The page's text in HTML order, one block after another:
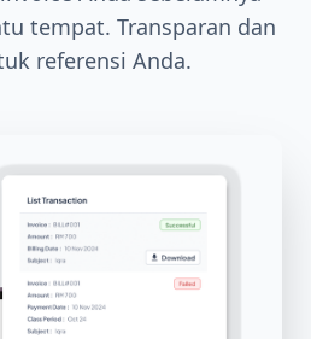
tempat. Transparan dan
referensi Anda.